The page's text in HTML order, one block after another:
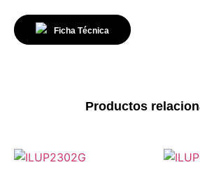
Ficha Técnica
Productos